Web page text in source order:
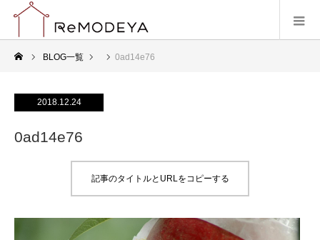
BLOG一覧 0ad14e76
2018.12.24
0ad14e76
記事のタイトルとURLをコピーする